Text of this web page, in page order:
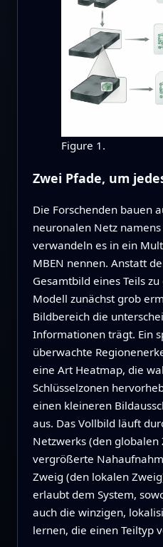
Figure 1.
Zwei Pfade, um
Die Forschenden bauen
neuronalen Netz
verwandeln es in ein
MBEN nennen. Anstatt
Gesamtbild eines Teils
Modell zunächst grob
Bildbereich die
Informationen trägt. Ein
überwachte
eine Art Heatmap, die
Schlüsselzonen
einen kleineren
aus. Das Vollbild läuft
Netzwerks (den
vergrößerte
Zweig (den lokalen
erlaubt dem System,
auch die winzigen,
lernen, die einen Teiltyp